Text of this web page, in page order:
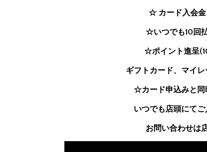
☆ カード入会金
☆いつでも10回
☆ポイント進呈
ギフトカード、マイ
☆カード申込みと同
いつでも店頭にてご
お問い合わせは